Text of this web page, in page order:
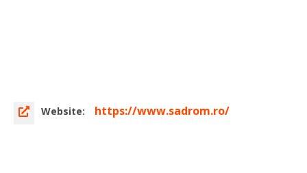
Website: https://www.sadrom.ro/